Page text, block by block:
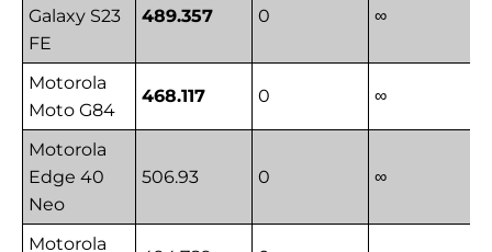
Galaxy S23
FE
489.357 0 ∞
Motorola
Moto G84
468.117 0 ∞
Motorola
Edge 40
Neo
506.93 0 ∞
Motorola